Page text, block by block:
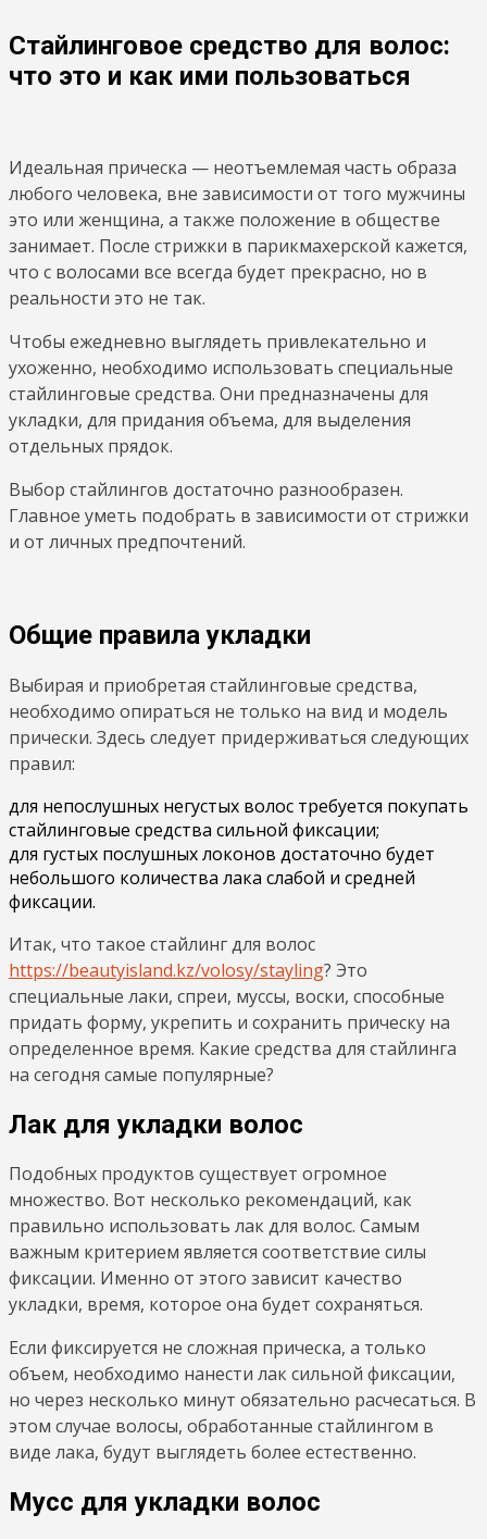
Стайлинговое средство для волос:
что это и как ими пользоваться
Идеальная прическа — неотъемлемая часть образа
любого человека, вне зависимости от того мужчины
это или женщина, а также положение в обществе
занимает. После стрижки в парикмахерской кажется,
что с волосами все всегда будет прекрасно, но в
реальности это не так.
Чтобы ежедневно выглядеть привлекательно и
ухоженно, необходимо использовать специальные
стайлинговые средства. Они предназначены для
укладки, для придания объема, для выделения
отдельных прядок.
Выбор стайлингов достаточно разнообразен.
Главное уметь подобрать в зависимости от стрижки
и от личных предпочтений.
Общие правила укладки
Выбирая и приобретая стайлинговые средства,
необходимо опираться не только на вид и модель
прически. Здесь следует придерживаться следующих
правил:
для непослушных негустых волос требуется покупать
стайлинговые средства сильной фиксации;
для густых послушных локонов достаточно будет
небольшого количества лака слабой и средней
фиксации.
Итак, что такое стайлинг для волос
https://beautyisland.kz/volosy/stayling? Это
специальные лаки, спреи, муссы, воски, способные
придать форму, укрепить и сохранить прическу на
определенное время. Какие средства для стайлинга
на сегодня самые популярные?
Лак для укладки волос
Подобных продуктов существует огромное
множество. Вот несколько рекомендаций, как
правильно использовать лак для волос. Самым
важным критерием является соответствие силы
фиксации. Именно от этого зависит качество
укладки, время, которое она будет сохраняться.
Если фиксируется не сложная прическа, а только
объем, необходимо нанести лак сильной фиксации,
но через несколько минут обязательно расчесаться. В
этом случае волосы, обработанные стайлингом в
виде лака, будут выглядеть более естественно.
Мусс для укладки волос